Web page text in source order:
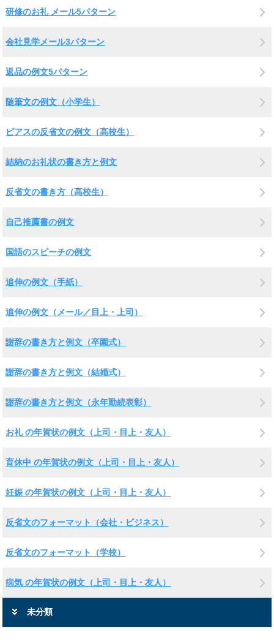
研修のお礼 メール5パターン
会社見学メール3パターン
返品の例文5パターン
随筆文の例文（小学生）
ピアスの反省文の例文（高校生）
結納のお礼状の書き方と例文
反省文の書き方（高校生）
自己推薦書の例文
国語のスピーチの例文
追伸の例文（手紙）
追伸の例文（メール／目上・上司）
謝辞の書き方と例文（卒園式）
謝辞の書き方と例文（結婚式）
謝辞の書き方と例文（永年勤続表彰）
お礼 の年賀状の例文（上司・目上・友人）
育休中 の年賀状の例文（上司・目上・友人）
妊娠 の年賀状の例文（上司・目上・友人）
反省文のフォーマット（会社・ビジネス）
反省文のフォーマット（学校）
病気 の年賀状の例文（上司・目上・友人）
未分類